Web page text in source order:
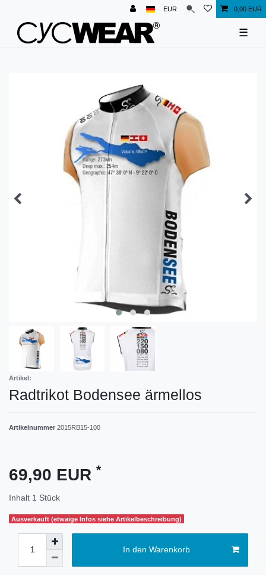
EUR 0,00 EUR
☰
Artikel:
Radtrikot Bodensee ärmellos
Artikelnummer 2015RB15-100
69,90 EUR *
Inhalt 1 Stück
Ausverkauft (etwaige Infos siehe Artikelbeschreibung)
In den Warenkorb